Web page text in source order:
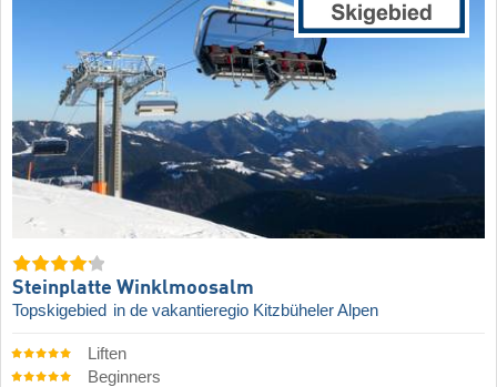
Steinplatte Winklmoosalm
Topskigebied in de vakantieregio Kitzbüheler Alpen
Liften
Beginners